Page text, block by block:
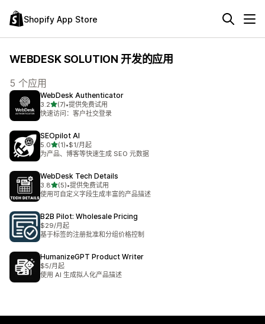
Shopify App Store
WEBDESK SOLUTION 开发的应用
5 个应用
WebDesk Authenticator
3.2星（满分 5 星）
(7)
总共 7 条评论
•提供免费试用
快速访问：客户社交登录
SEOpilot AI
5.0星（满分 5 星）
(1)
总共 1 条评论
•$1/月起
为产品、博客等快速生成 SEO 元数据
WebDesk Tech Details
3.8星（满分 5 星）
(5)
总共 5 条评论
•提供免费试用
使用可自定义字段生成丰富的产品描述
B2B Pilot: Wholesale Pricing
$29/月起
基于标签的注册批准和分组价格控制
HumanizeGPT Product Writer
$5/月起
使用 AI 生成拟人化产品描述